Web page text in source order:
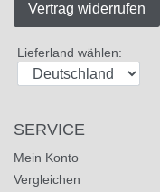
Vertrag widerrufen
Lieferland wählen:
SERVICE
Mein Konto
Vergleichen